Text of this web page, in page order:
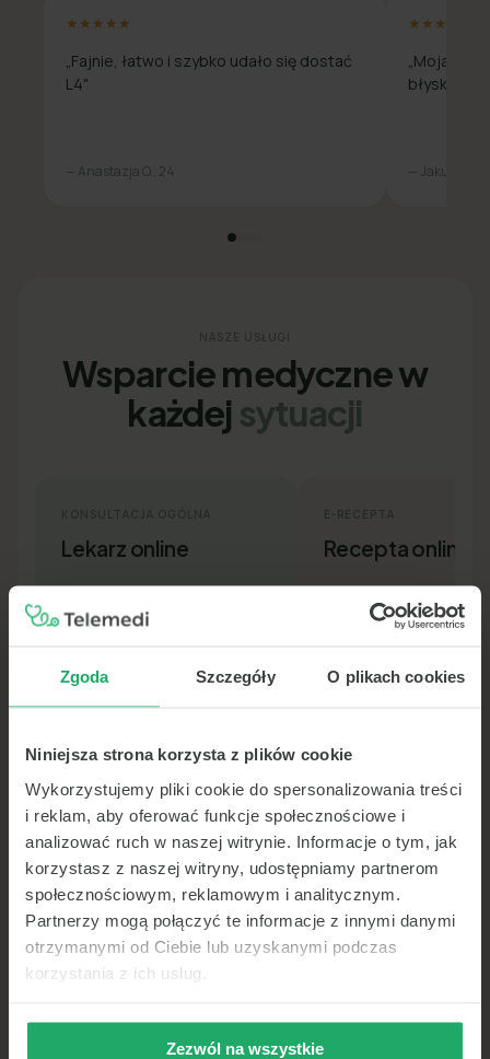
Zgoda Szczegóły O plikach cookies
Niniejsza strona korzysta z plików cookie
Wykorzystujemy pliki cookie do spersonalizowania treści
i reklam, aby oferować funkcje społecznościowe i
analizować ruch w naszej witrynie. Informacje o tym, jak
korzystasz z naszej witryny, udostępniamy partnerom
społecznościowym, reklamowym i analitycznym.
Partnerzy mogą połączyć te informacje z innymi danymi
otrzymanymi od Ciebie lub uzyskanymi podczas
korzystania z ich usług.
Zezwól na wszystkie
★★★★★
„Fajnie, łatwo i szybko udało się dostać
L4"
— Anastazja O., 24
★★★★★
„Moja
— Jakub L., 31
NASZE USŁUGI
Wsparcie medyczne w
każdej sytuacji
Lekarz online
Lekarz pierwszego kontaktu w 15
minut — wideo, telefon lub czat.
E-RECEPTA
Recepta online
Nowa recepta lub
leków bez wizyty osobiście.